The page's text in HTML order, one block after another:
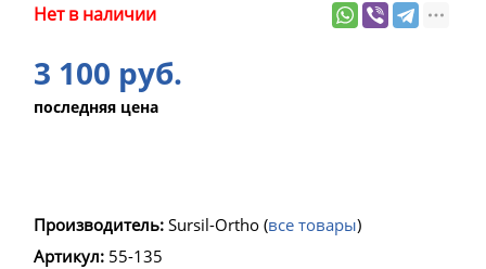
Нет в наличии
3 100 руб.
последняя цена
Производитель: Sursil-Ortho (все товары)
Артикул: 55-135